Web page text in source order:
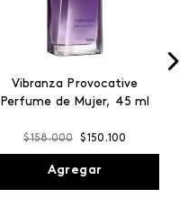
Vibranza Provocative
Perfume de Mujer, 45 ml
$158.000 $150 .100
Agregar